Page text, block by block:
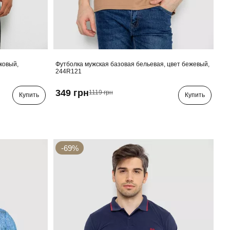
Купить
Футболка мужская базовая бельевая, цвет бежевый,
244R121
349 грн1119 грн Купить
-69%